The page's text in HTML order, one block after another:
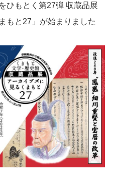
ひもとく第27弾 収蔵品展
もと27」が始まりました